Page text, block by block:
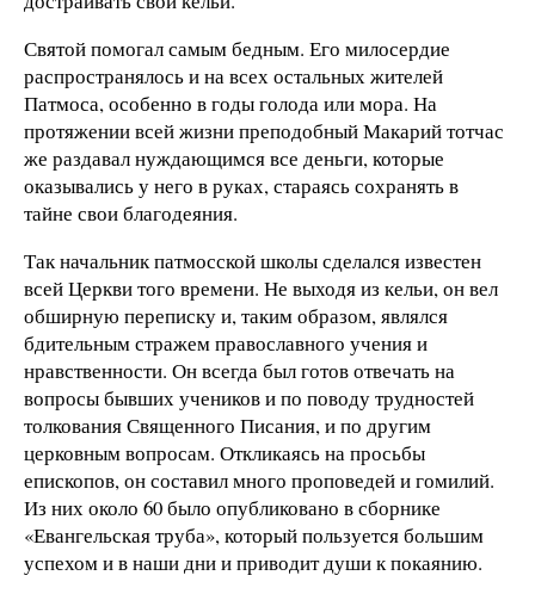
Святой помогал самым бедным. Его милосердие
распространялось и на всех остальных жителей
Патмоса, особенно в годы голода или мора. На
протяжении всей жизни преподобный Макарий тотчас
же раздавал нуждающимся все деньги, которые
оказывались у него в руках, стараясь сохранять в
тайне свои благодеяния.
Так начальник патмосской школы сделался известен
всей Церкви того времени. Не выходя из кельи, он вел
обширную переписку и, таким образом, являлся
бдительным стражем пра­вославного учения и
нравственности. Он всегда был готов отвечать на
вопросы бывших учеников и по поводу трудно­стей
толкования Священного Писания, и по другим
церковным вопросам. Откликаясь на просьбы
епископов, он составил много проповедей и гомилий.
Из них около 60 было опубликовано в сборнике
«Евангельская труба», который пользуется большим
успехом и в наши дни и приводит души к покаянию.